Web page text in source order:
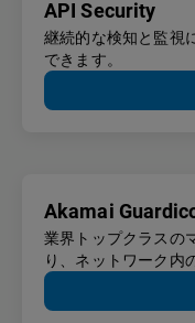
API Security
継続的な検知と監視
できます。
Akamai
業界トップクラスの
り、ネットワーク内